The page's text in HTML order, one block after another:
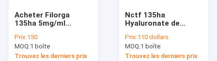
Acheter Filorga
135ha 5mg/ml
Injections de
mésothérapie Anti-
âge
Prix:150
MOQ:1 boîte
Trouvez les derniers prix
Nctf 135ha
Hyaluronate de
de la peau Injection
Réparation de la
peau Mesothérapie
Prix:110 dollars
MOQ:1 boîte
Trouvez les derniers prix